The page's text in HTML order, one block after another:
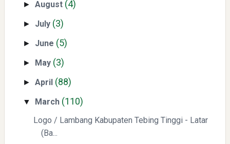
Yaqut Cholil Qoumas: Kisah Inspiratif di Balik Kasus Hukum
Mengenal Dampak Kenaikan Suku Bunga terhadap Bitcoin
►August (4)
► July (3)
► June (5)
► May (3)
►April (88)
▼ March (110)
Logo / Lambang Kabupaten Tebing Tinggi - Latar
(Ba...